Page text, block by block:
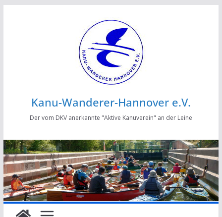
Kanu-Wanderer-Hannover e.V.
Der vom DKV anerkannte "Aktive Kanuverein" an der Leine